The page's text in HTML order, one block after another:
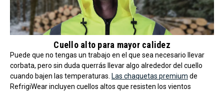
Cuello alto para mayor calidez
Puede que no tengas un trabajo en el que sea necesario llevar
corbata, pero sin duda querrás llevar algo alrededor del cuello
cuando bajen las temperaturas. Las chaquetas premium de
RefrigiWear incluyen cuellos altos que resisten los vientos